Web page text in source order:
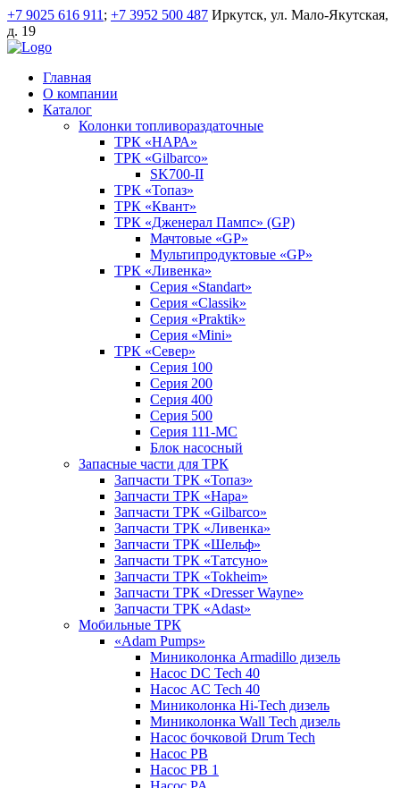
+7 9025 616 911 ; +7 3952 500 487 Иркутск, ул. Мало-Якутская,
д. 19
Главная
О компании
Каталог
Колонки топливораздаточные
ТРК «НАРА»
ТРК «Gilbarco»
SK700-II
ТРК «Топаз»
ТРК «Квант»
ТРК «Дженерал Пампс» (GP)
Мачтовые «GP»
Мультипродуктовые «GP»
ТРК «Ливенка»
Серия «Standart»
Серия «Classik»
Серия «Praktik»
Серия «Mini»
ТРК «Север»
Серия 100
Серия 200
Серия 400
Серия 500
Серия 111-МС
Блок насосный
Запасные части для ТРК
Запчасти ТРК «Топаз»
Запчасти ТРК «Нара»
Запчасти ТРК «Gilbarco»
Запчасти ТРК «Ливенка»
Запчасти ТРК «Шельф»
Запчасти ТРК «Татсуно»
Запчасти ТРК «Tokheim»
Запчасти ТРК «Dresser Wayne»
Запчасти ТРК «Adast»
Мобильные ТРК
«Adam Pumps»
Миниколонка Armadillo дизель
Насос DC Tech 40
Насос AC Tech 40
Миниколонка Hi-Tech дизель
Миниколонка Wall Tech дизель
Насос бочковой Drum Tech
Насос PB
Насос PB 1